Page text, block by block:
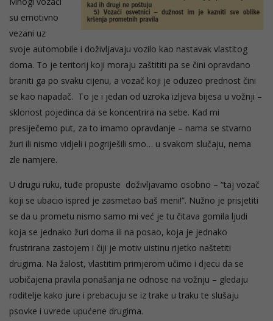
su emotivno
vezani uz
svoje automobile i doživljavaju vozilo kao nastavak vlastitog
doma. To je teritorij koji moraju zaštititi pa se čini opravdano
braniti ga po svaku cijenu, a vozač koji je oduzeo prednost čini
se kao napadač. To je i jedan od uzroka izljeva bijesa u vožnji –
sklonost pojedinca da se koncentrira na sebe. Kad mi
presiječemo put, za to imamo opravdanje – nama se stvarno
žuri ili nismo vidjeli i pogriješili smo… u svakom slučaju, nema
zle namjere.
U drugu ruku, tuđe propuste doživljavamo osobno – “taj vozač
koji se ubacio ispred je zasmetao baš meni!”. Nužno je prisjetiti
se da u prometu nismo samo mi već je tu čitava gomila ljudi
koja se jednako žuri doma ili na posao, koja je jednako
frustrirana zastojem i čiji je motiv uistinu rijetko naštetiti
drugima. Na žalost, vlastitim primjerom učimo i djecu da se
uobičajena pravila ponašanja ne odnose na vožnju – gledaju
roditelje kako jure i prebacuju se iz trake u traku te slušaju
psovke i uvrede upućene drugima.